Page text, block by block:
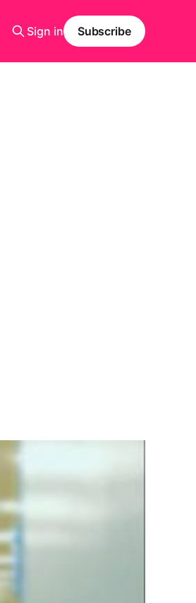
Sign in Subscribe